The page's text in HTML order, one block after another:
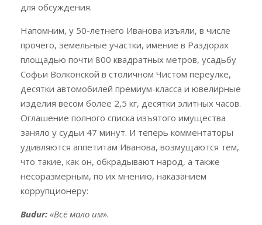
для обсуждения.
Напомним, у 50-летнего Иванова изъяли, в числе
прочего, земельные участки, имение в Раздорах
площадью почти 800 квадратных метров, усадьбу
Софьи Волконской в столичном Чистом переулке,
десятки автомобилей премиум-класса и ювелирные
изделия весом более 2,5 кг, десятки элитных часов.
Оглашение полного списка изъятого имущества
заняло у судьи 47 минут. И теперь комментаторы
удивляются аппетитам Иванова, возмущаются тем,
что такие, как он, обкрадывают народ, а также
несоразмерным, по их мнению, наказанием
коррупционеру:
Budur: «Всё мало им».